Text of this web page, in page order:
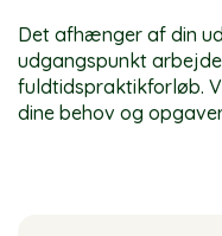
Det afhænger af din
udgangspunkt
fuldtidspraktikforløb.
dine behov og